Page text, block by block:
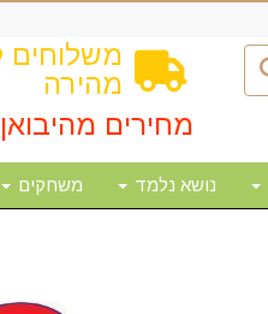
מהירה
מחירים
נושא נלמד משחקים